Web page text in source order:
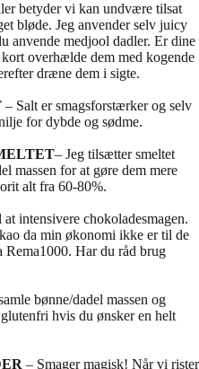
betyder vi kan undvære tilsat
bløde. Jeg anvender selv juicy
anvende medjool dadler. Er dine
overhælde dem med kogende
dræne dem i sigte.
– Salt er smagsforstærker og selv
for dybde og sødme.
– Jeg tilsætter smeltet
massen for at gøre dem mere
alt fra 60-80%.
intensivere chokoladesmagen.
da min økonomi ikke er til de
Rema1000. Har du råd brug
bønne/dadel massen og
hvis du ønsker en helt
– Smager magisk! Når vi rister